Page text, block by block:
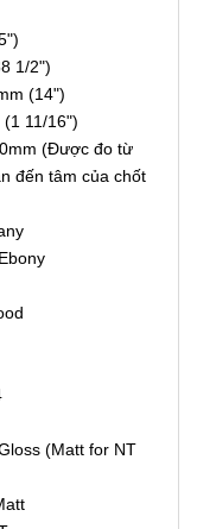
1/2")
(14")
11/16")
(Được đo từ
đến tâm của chốt
(Matt for NT